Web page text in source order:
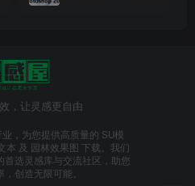
，让灵感更自由
，为您提供高质量的 SU模
本 及 园林效果图 下载。我们
首选灵感库与交流社区，助您
创造无限可能。